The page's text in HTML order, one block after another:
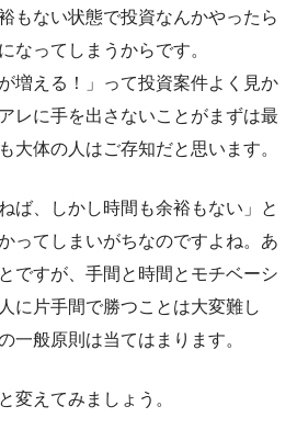
もない状態で投資なんかやったら
なってしまうからです。
増える！」って投資案件よく見か
レに手を出さないことがまずは最
大体の人はご存知だと思います。
ば、しかし時間も余裕もない」と
ってしまいがちなのですよね。あ
ですが、手間と時間とモチベーシ
に片手間で勝つことは大変難し
一般原則は当てはまります。
変えてみましょう。